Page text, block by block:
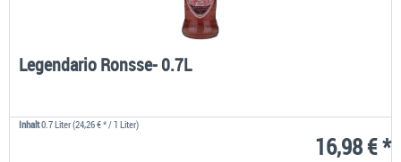
Legendario Ronsse- 0.7L
Inhalt0.7 Liter(24,26 € * / 1 Liter)
16,98 € *